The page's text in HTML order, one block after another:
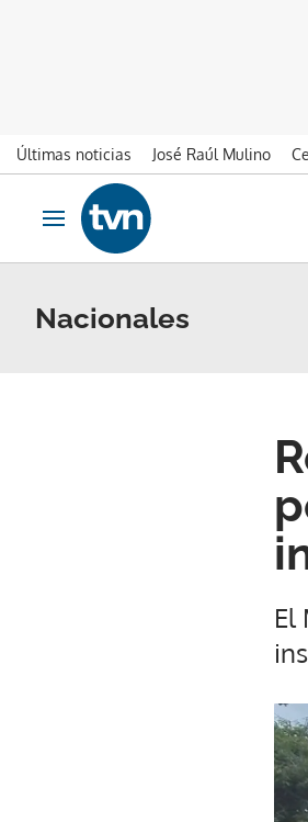
Últimas noticias José Raúl Mulino
Ir al contenido
Obrir navegació
Nacionales
El